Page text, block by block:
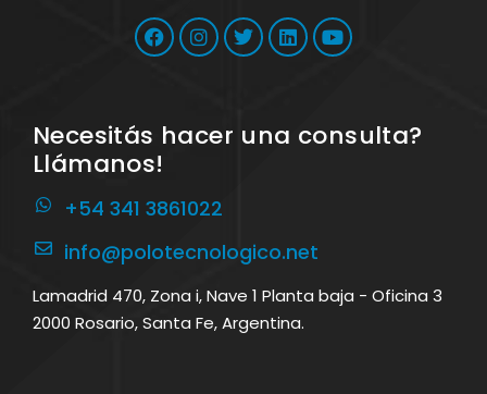
Necesitás hacer una consulta?
Llámanos!
+54 341 3861022
info@polotecnologico.net
Lamadrid 470, Zona i, Nave 1 Planta baja - Oficina 3
2000 Rosario, Santa Fe, Argentina.